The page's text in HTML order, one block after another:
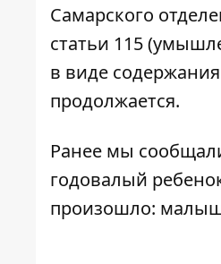
Самарского
статьи 115
в виде
продолжается.
Ранее мы
годовалый
произошло: